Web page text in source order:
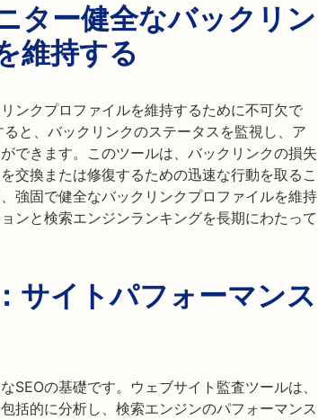
ター健全なバックリン
維持する
ンクプロファイルを維持するために不可欠で
と、バックリンクのステータスを監視し、ア
できます。このツールは、バックリンクの損失
交換または修復するための迅速な行動を取るこ
強固で健全なバックリンクプロファイルを維持
ンと検索エンジンランキングを長期にわたって
サイトパフォーマンス
SEOの基礎です。ウェブサイト監査ツールは、
括的に分析し、検索エンジンのパフォーマンス